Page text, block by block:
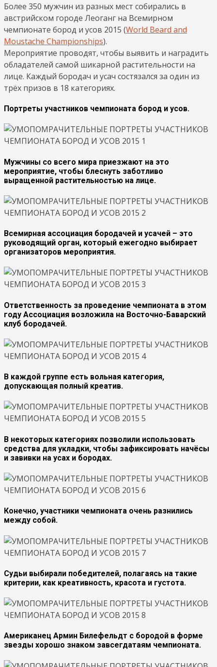
Более 350 мужчин из разных мест собирались в
австрийском городе Леоганг на Всемирном
чемпионате бород и усов 2015 (World Beard and
Moustache Championships).
Мероприятие проводят, чтобы выявить и наградить
обладателей самой шикарной растительности на
лице. Каждый бородач и усач состязался за один из
трёх призов в 18 категориях.
Портреты участников чемпионата бород и усов.
Мужчины со всего мира приезжают на это
мероприятие, чтобы блеснуть заботливо
выращенной растительностью на лице.
Всемирная ассоциация бородачей и усачей – это
руководящий орган, который ежегодно выбирает
организаторов мероприятия.
Ответственность за проведение чемпионата в этом
году Ассоциация возложила на Восточно-Баварский
клуб бородачей.
В каждой группе есть вольная категория,
допускающая полный креатив.
В некоторых категориях позволили использовать
средства для укладки, чтобы зафиксировать начёсы
и завивки на усах и бородах.
Конечно, участники чемпионата очень разнились
между собой.
Судьи выбирали победителей, полагаясь на такие
критерии, как креативность, красота и густота.
Американец Армин Билефельдт с бородой в форме
звезды хорошо знаком завсегдатаям чемпионата.